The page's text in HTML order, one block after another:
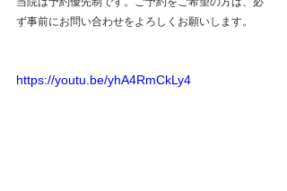
ず事前にお問い合わせをよろしくお願いします。
https://youtu.be/yhA4RmCkLy4